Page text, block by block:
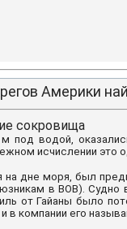
Америки
сокровища
под водой,
исчислении это
дне моря, был
в ВОВ).
от Гайаны было
в компании его